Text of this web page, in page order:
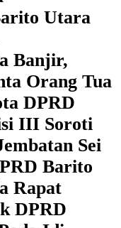
Utara
Banjir,
Orang Tua
DPRD
III Soroti
Sei
Barito
Rapat
DPRD